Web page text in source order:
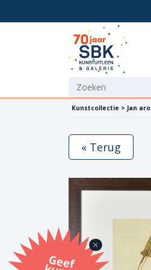
Kunstcollectie > Jan
G
eef
u
n
st
a
d
o
m
et
e SB
K
u
n
stb
o
n
« Terug